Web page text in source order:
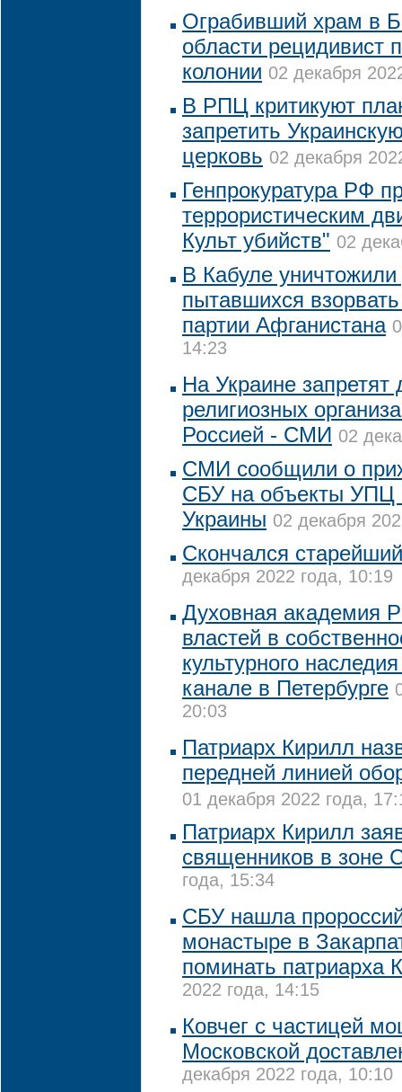
Ограбивший храм в
области рецидивист
колонии 02 декабря
В РПЦ критикуют
запретить
церковь 02 декабря
Генпрокуратура РФ
террористическим
Культ убийств" 02
В Кабуле уничтожили
пытавшихся
партии Афганистана
14:23
На Украине запретят
религиозных
Россией - СМИ 02
СМИ сообщили о
СБУ на объекты УПЦ
Украины 02 декабря
Скончался
декабря 2022 года, 10:19
Духовная академия
властей в
культурного
канале в Петербурге
20:03
Патриарх Кирилл
передней линией
01 декабря 2022 года,
Патриарх Кирилл
священников в зоне
года, 15:34
CБУ нашла
монастыре в
поминать патриарха
2022 года, 14:15
Ковчег с частицей
Московской
декабря 2022 года, 10:10